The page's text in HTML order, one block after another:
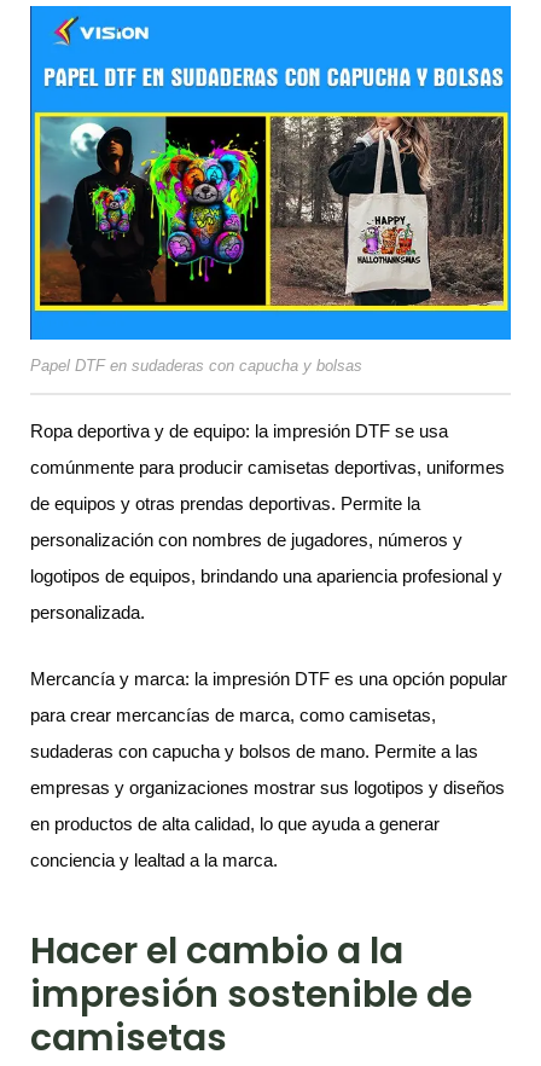
Papel DTF en sudaderas con capucha y bolsas
Ropa deportiva y de equipo: la impresión DTF se usa
comúnmente para producir camisetas deportivas, uniformes
de equipos y otras prendas deportivas. Permite la
personalización con nombres de jugadores, números y
logotipos de equipos, brindando una apariencia profesional y
personalizada.
Mercancía y marca: la impresión DTF es una opción popular
para crear mercancías de marca, como camisetas,
sudaderas con capucha y bolsos de mano. Permite a las
empresas y organizaciones mostrar sus logotipos y diseños
en productos de alta calidad, lo que ayuda a generar
conciencia y lealtad a la marca.
Hacer el cambio a la
impresión sostenible de
camisetas